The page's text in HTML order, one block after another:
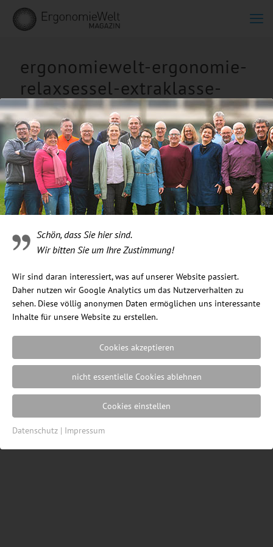
ergonomiewelt-ergonomie-
relaxsessel-extraklasse-
galerie-2
Ein Blog des InternetshopsErgonomieWelt.de
Impressum | Datenschutz |
Einstellungen| Webdesign von derResulted
Werbeagentur in Lübeck
Schön, dass Sie hier sind.
Wir bitten Sie um Ihre Zustimmung!
Wir sind daran interessiert, was auf unserer Website passiert.
Daher nutzen wir Google Analytics um das Nutzerverhalten zu
sehen. Diese völlig anonymen Daten ermöglichen uns interessante
Inhalte für unsere Website zu erstellen.
Cookies akzeptieren
nicht essentielle Cookies ablehnen
Cookies einstellen
Datenschutz | Impressum